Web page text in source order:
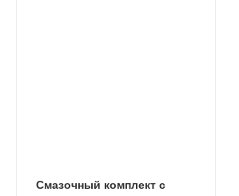
Смазочный комплект с